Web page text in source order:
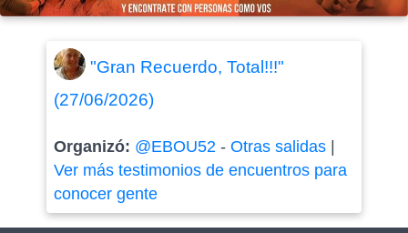
"Gran Recuerdo, Total!!!"
(27/06/2026)
Organizó: @EBOU52- Otras salidas|
Ver más testimonios de encuentros para
conocer gente